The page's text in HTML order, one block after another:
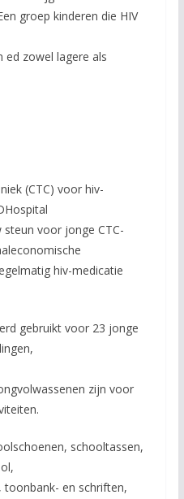
groep kinderen die HIV
ed zowel lagere als
(CTC) voor hiv-
voor jonge CTC-
hiv-medicatie
gebruikt voor 23 jonge
zijn voor
schooltassen,
en schriften,